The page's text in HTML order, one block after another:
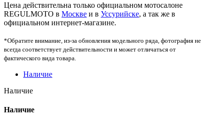
Цена действительна только официальном мотосалоне
REGULMOTO в Москве и в Уссурийске, а так же в
официальном интернет-магазине.
*Обратите внимание, из-за обновления модельного ряда, фотография не
всегда соответствует действительности и может отличаться от
фактического вида товара.
Наличие
Наличие
Наличие